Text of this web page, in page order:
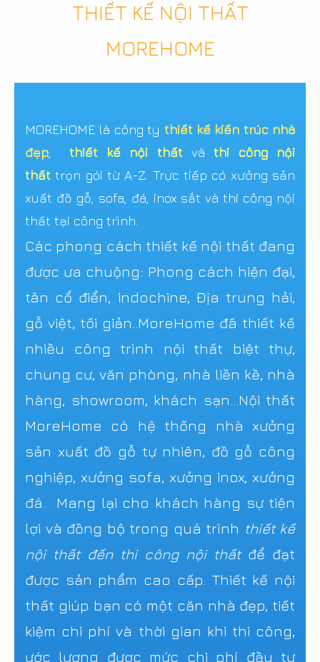
THIẾT KẾ NỘI THẤT
MOREHOME
MOREHOME là công ty thiết kế kiến trúc nhà
đẹp, thiết kế nội thấtvàthi công nội
thất trọn gói từ A-Z. Trực tiếp có xưởng sản
xuất đồ gỗ, sofa, đá, inox sắt và thi công nội
thất tại công trình.
Các phong cách thiết kế nội thất đang
được ưa chuộng: Phong cách hiện đại,
tân cổ điển, indochine, Địa trung hải,
gỗ việt, tối giản..MoreHome đã thiết kế
nhiều công trình nội thất biệt thự,
chung cư, văn phòng, nhà liền kề, nhà
hàng, showroom, khách sạn...Nội thất
MoreHome có hệ thống nhà xưởng
sản xuất đồ gỗ tự nhiên, đồ gỗ công
nghiệp, xưởng sofa, xưởng inox, xưởng
đá. Mang lại cho khách hàng sự tiện
lợi và đồng bộ trong quá trình thiết kế
nội thất đến thi công nội thấtđể đạt
được sản phẩm cao cấp. Thiết kế nội
thất giúp bạn có một căn nhà đẹp, tiết
kiệm chi phí và thời gian khi thi công,
ước lượng được mức chi phí đầu tư